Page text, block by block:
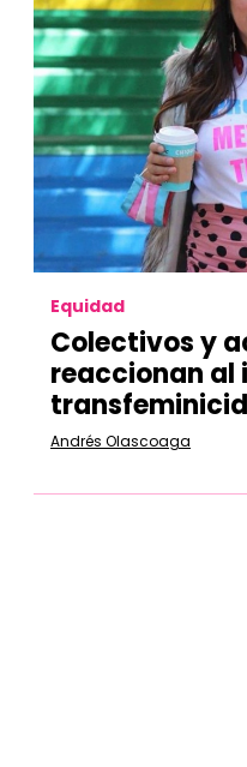
Equidad
Colectivos y
reaccionan al
Andrés Olascoaga